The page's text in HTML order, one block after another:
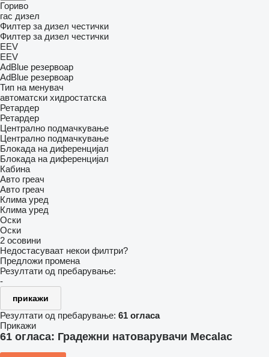
Гориво
гас дизел
Филтер за дизел честички
Филтер за дизел честички
EEV
EEV
AdBlue резервоар
AdBlue резервоар
Тип на менувач
автоматски хидростатска
Ретардер
Ретардер
Централно подмачкување
Централно подмачкување
Блокада на диференцијал
Блокада на диференцијал
Кабина
Авто греач
Авто греач
Клима уред
Клима уред
Оски
Оски
2 осовини
Недостасуваат некои филтри?
Предложи промена
Резултати од пребарување:
-
прикажи
Резултати од пребарување: 61 огласа
Прикажи
61 огласа: Градежни натоварувачи Mecalac